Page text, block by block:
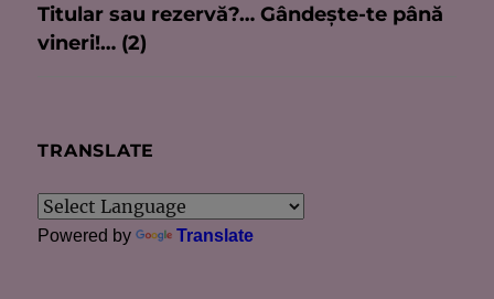
în
Articolul
anterior:
Titular sau rezervă?… Gândește-te până
vineri!… (2)
TRANSLATE
Powered by Translate